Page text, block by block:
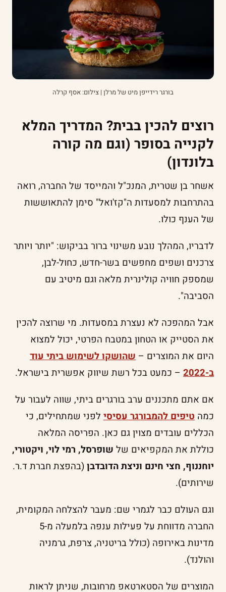
בורגר רידייפן מיט של מרלן | צילום: אסף קרלה
רוצים להכין בבית? המדריך המלא
לקנייה בסופר (וגם מה קורה
בלונדון)
אשחר בן שטרית, המנכ"ל והמייסד של החברה, רואה
בהתרחבות למסעדות ה"קז'ואל" סימן להתאוששות
של הענף כולו.
לדבריו, המהלך נובע משינוי ברור בביקוש: "יותר ויותר
צרכנים ושפים מחפשים בשר-חדש, כחול-לבן,
שמספק חוויה קולינרית מלאה וגם מיטיב עם
הסביבה".
אבל המהפכה לא נעצרת במסעדות. מי שרוצה להכין
את הסטייק או הטחון במטבח הפרטי, יכול למצוא
היום את המוצרים – שהושקו לשימוש ביתי עוד
ב-2022
– כמעט בכל רשת שיווק אפשרית בישראל.
אם אתם מתכננים ערב בורגרים ביתי, שווה לעבור על
כמה טיפים להמבורגר עסיסי לפני שמתחילים, כי
הכללים עובדים מצוין גם כאן. הפריסה המלאה
כוללת את המקפיאים של שופרסל, רמי לוי, ויקטורי,
יוחננוף, חצי חינם וניצת הדובדבן(בהפצת חברת ד.ר.
שירותים).
וגם העולם כבר לגמרי שם: מעבר להצלחה המקומית,
החברה מדווחת על פעילות ענפה בלמעלה מ-5
מדינות באירופה (כולל בריטניה, צרפת, גרמניה
והולנד).
המוצרים של הסטארטאפ מרחובות, שניתן לראות